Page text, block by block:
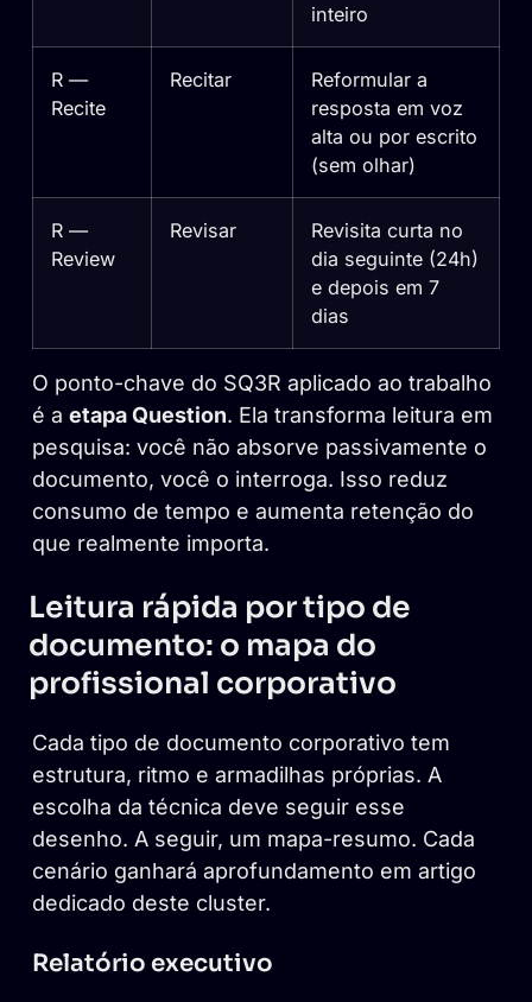
inteiro
R —
Recite
Recitar
Reformular a
resposta em voz
alta ou por escrito
(sem olhar)
R —
Review
Revisar
Revisita curta no
dia seguinte (24h)
e depois em 7
dias
O ponto-chave do SQ3R aplicado ao trabalho
é a etapa Question. Ela transforma leitura em
pesquisa: você não absorve passivamente o
documento, você o interroga. Isso reduz
consumo de tempo e aumenta retenção do
que realmente importa.
Leitura rápida por tipo de
documento: o mapa do
profissional corporativo
Cada tipo de documento corporativo tem
estrutura, ritmo e armadilhas próprias. A
escolha da técnica deve seguir esse
desenho. A seguir, um mapa-resumo. Cada
cenário ganhará aprofundamento em artigo
dedicado deste cluster.
Relatório executivo